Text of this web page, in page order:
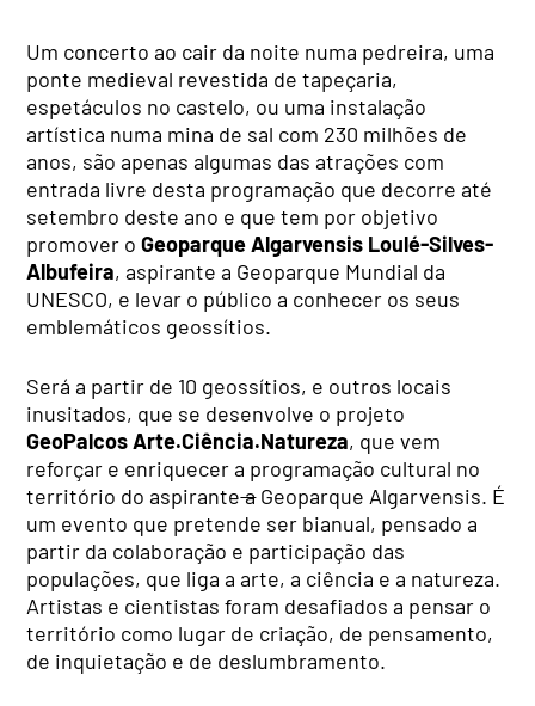
Um concerto ao cair da noite numa pedreira, uma
ponte medieval revestida de tapeçaria,
espetáculos no castelo, ou uma instalação
artística numa mina de sal com 230 milhões de
anos, são apenas algumas das atrações com
entrada livre desta programação que decorre até
setembro deste ano e que tem por objetivo
promover oGeoparque Algarvensis Loulé-Silves-
Albufeira, aspirante a Geoparque Mundial da
UNESCO, e levar o público a conhecer os seus
emblemáticos geossítios.
Será a partir de 10 geossítios, e outros locais
inusitados, que se desenvolve o projeto
GeoPalcos Arte.Ciência.Natureza, que vem
reforçar e enriquecer a programação cultural no
território do aspiranteaGeoparque Algarvensis. É
um evento que pretende ser bianual, pensado a
partir da colaboração e participação das
populações, que liga a arte, a ciência e a natureza.
Artistas e cientistas foram desafiados a pensar o
território como lugar de criação, de pensamento,
de inquietação e de deslumbramento.